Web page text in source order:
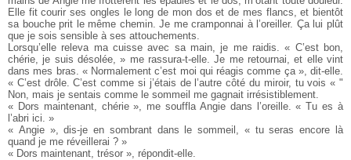
Elle fit courir ses ongles le long de mon dos et de mes flancs, et bientôt
sa bouche prit le même chemin. Je me cramponnai à l’oreiller. Ça lui plût
que je sois sensible à ses attouchements.
Lorsqu’elle releva ma cuisse avec sa main, je me raidis. « C’est bon,
chérie, je suis désolée, » me rassura-t-elle. Je me retournai, et elle vint
dans mes bras. « Normalement c’est moi qui réagis comme ça », dit-elle.
« C’est drôle. C’est comme si j’étais de l’autre côté du miroir, tu vois « "
Non, mais je sentais comme le sommeil me gagnait irrésistiblement.
« Dors maintenant, chérie », me souffla Angie dans l’oreille. « Tu es à
l’abri ici. »
« Angie », dis-je en sombrant dans le sommeil, « tu seras encore là
quand je me réveillerai ? »
« Dors maintenant, trésor », répondit-elle.